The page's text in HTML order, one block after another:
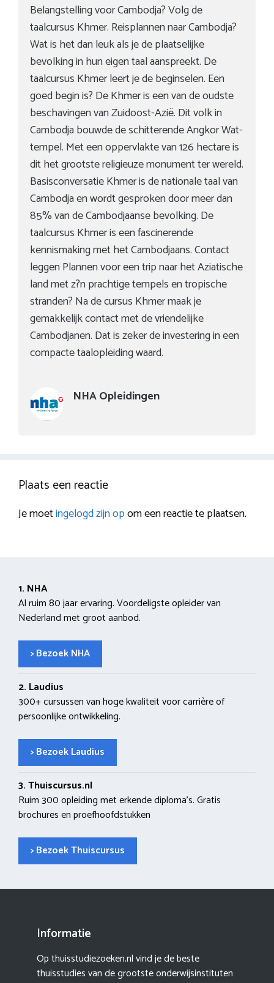
Belangstelling voor Cambodja? Volg de
taalcursus Khmer. Reisplannen naar Cambodja?
Wat is het dan leuk als je de plaatselijke
bevolking in hun eigen taal aanspreekt. De
taalcursus Khmer leert je de beginselen. Een
goed begin is? De Khmer is een van de oudste
beschavingen van Zuidoost-Azië. Dit volk in
Cambodja bouwde de schitterende Angkor Wat-
tempel. Met een oppervlakte van 126 hectare is
dit het grootste religieuze monument ter wereld.
Basisconversatie Khmer is de nationale taal van
Cambodja en wordt gesproken door meer dan
85% van de Cambodjaanse bevolking. De
taalcursus Khmer is een fascinerende
kennismaking met het Cambodjaans. Contact
leggen Plannen voor een trip naar het Aziatische
land met z?n prachtige tempels en tropische
stranden? Na de cursus Khmer maak je
gemakkelijk contact met de vriendelijke
Cambodjanen. Dat is zeker de investering in een
compacte taalopleiding waard.
NHA Opleidingen
Plaats een reactie
Je moetingelogd zijn opom een reactie te plaatsen.
1. NHA
Al ruim 80 jaar ervaring. Voordeligste opleider van
Nederland met groot aanbod.
> Bezoek NHA
2. Laudius
300+ cursussen van hoge kwaliteit voor carrière of
persoonlijke ontwikkeling.
> Bezoek Laudius
3. Thuiscursus.nl
Ruim 300 opleiding met erkende diploma’s. Gratis
brochures en proefhoofdstukken
> Bezoek Thuiscursus
Informatie
Op thuisstudiezoeken.nl vind je de beste
thuisstudies van de grootste onderwijsinstituten